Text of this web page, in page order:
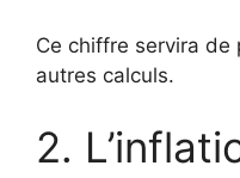
Ce chiffre servira
autres calculs.
2.